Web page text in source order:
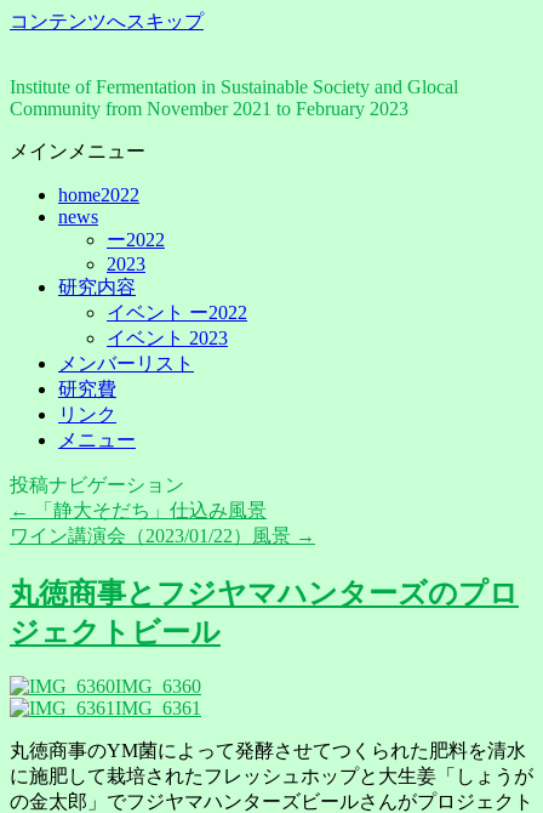
コンテンツへスキップ
Institute of Fermentation in Sustainable Society and Glocal
Community from November 2021 to February 2023
メインメニュー
home2022
news
ー2022
2023
研究内容
イベント ー2022
イベント 2023
メンバーリスト
研究費
リンク
メニュー
投稿ナビゲーション
←
「静大そだち」仕込み風景
ワイン講演会（2023/01/22）風景 →
丸徳商事とフジヤマハンターズのプロ
ジェクトビール
IMG_6360
IMG_6361
丸徳商事のYM菌によって発酵させてつくられた肥料を清水
に施肥して栽培されたフレッシュホップと大生姜「しょうが
の金太郎」でフジヤマハンターズビールさんがプロジェクト